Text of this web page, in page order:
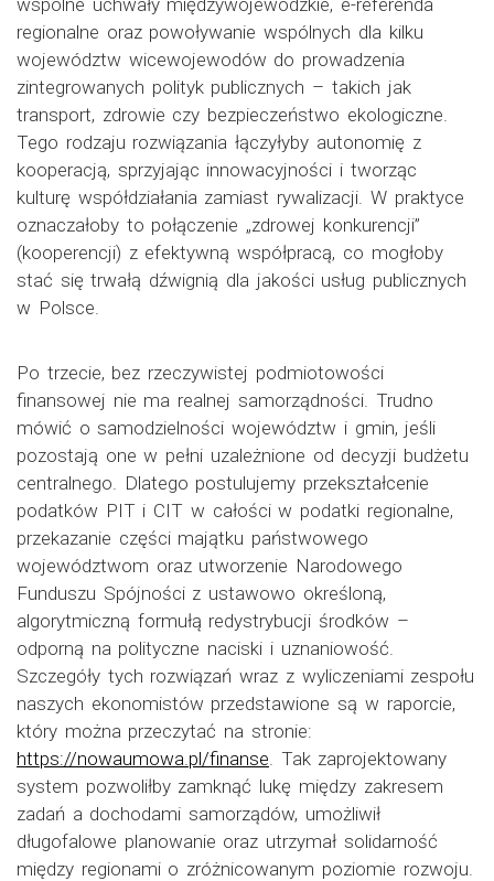
regionalne oraz powoływanie wspólnych dla kilku
województw wicewojewodów do prowadzenia
zintegrowanych polityk publicznych – takich jak
transport, zdrowie czy bezpieczeństwo ekologiczne.
Tego rodzaju rozwiązania łączyłyby autonomię z
kooperacją, sprzyjając innowacyjności i tworząc
kulturę współdziałania zamiast rywalizacji. W praktyce
oznaczałoby to połączenie „zdrowej konkurencji”
(kooperencji) z efektywną współpracą, co mogłoby
stać się trwałą dźwignią dla jakości usług publicznych
w Polsce.
Po trzecie, bez rzeczywistej podmiotowości
finansowej nie ma realnej samorządności. Trudno
mówić o samodzielności województw i gmin, jeśli
pozostają one w pełni uzależnione od decyzji budżetu
centralnego. Dlatego postulujemy przekształcenie
podatków PIT i CIT w całości w podatki regionalne,
przekazanie części majątku państwowego
województwom oraz utworzenie Narodowego
Funduszu Spójności z ustawowo określoną,
algorytmiczną formułą redystrybucji środków –
odporną na polityczne naciski i uznaniowość.
Szczegóły tych rozwiązań wraz z wyliczeniami zespołu
naszych ekonomistów przedstawione są w raporcie,
który można przeczytać na stronie:
https://nowaumowa.pl/finanse . Tak zaprojektowany
system pozwoliłby zamknąć lukę między zakresem
zadań a dochodami samorządów, umożliwił
długofalowe planowanie oraz utrzymał solidarność
między regionami o zróżnicowanym poziomie rozwoju.